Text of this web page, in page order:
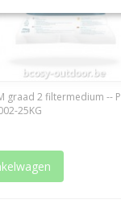
graad 2 filtermedium --
25KG